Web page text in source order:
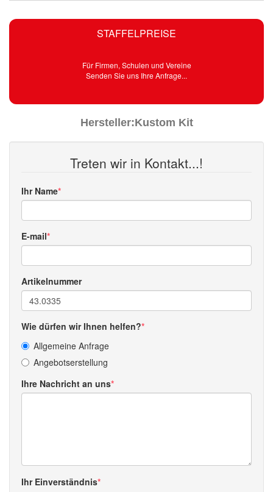
STAFFELPREISE
Für Firmen, Schulen und Vereine
Senden Sie uns Ihre Anfrage...
Hersteller:Kustom Kit
Treten wir in Kontakt...!
Ihr Name
E-mail
Artikelnummer
Wie dürfen wir Ihnen helfen?
Allgemeine Anfrage
Angebotserstellung
Ihre Nachricht an uns
Ihr Einverständnis